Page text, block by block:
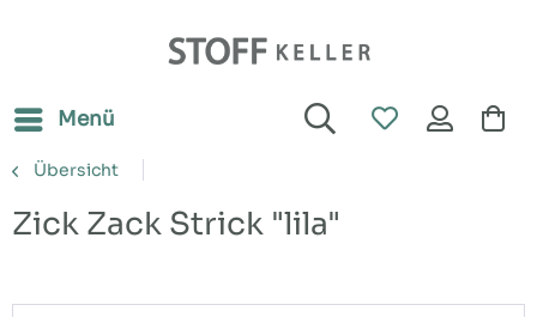
Menü
Übersicht
Zick Zack Strick "lila"